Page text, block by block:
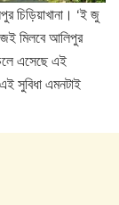
চিড়িয়াখানা। ‘ই জু
মিলবে আলিপুর
এসেছে এই
সুবিধা এমনটাই